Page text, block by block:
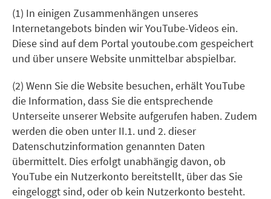
(1) In einigen Zusammenhängen unseres
Internetangebots binden wir YouTube-Videos ein.
Diese sind auf dem Portal youtoube.com gespeichert
und über unsere Website unmittelbar abspielbar.
(2) Wenn Sie die Website besuchen, erhält YouTube
die Information, dass Sie die entsprechende
Unterseite unserer Website aufgerufen haben. Zudem
werden die oben unter II.1. und 2. dieser
Datenschutzinformation genannten Daten
übermittelt. Dies erfolgt unabhängig davon, ob
YouTube ein Nutzerkonto bereitstellt, über das Sie
eingeloggt sind, oder ob kein Nutzerkonto besteht.